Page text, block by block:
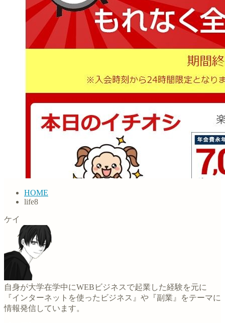
HOME
life8
ケイ
自身が大学在学中にWEBビジネスで起業した経験を元に
『インターネットを使ったビジネス』や『副業』をテーマに
情報発信しています。